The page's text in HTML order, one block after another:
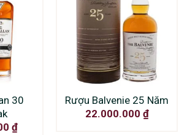
30
₫
Rượu Balvenie 25 Năm
22.000.000 ₫